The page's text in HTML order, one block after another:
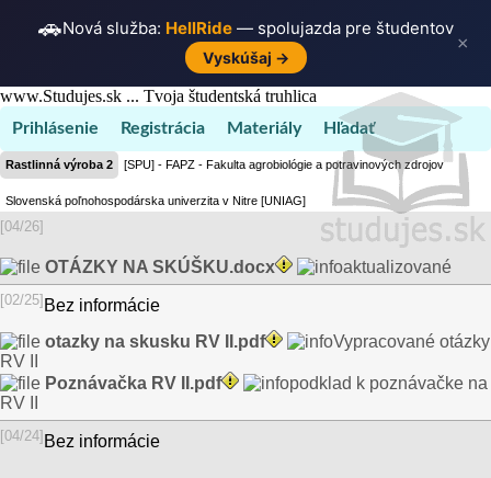
🚗Nová služba: HellRide— spolujazda pre študentov
Vyskúšaj →
×
www.Studujes.sk ... Tvoja študentská truhlica
Prihlásenie Registrácia Materiály Hľadať
Rastlinná výroba 2 [SPU] - FAPZ - Fakulta agrobiológie a potravinových zdrojov
Slovenská poľnohospodárska univerzita v Nitre [UNIAG]
[04/26]
OTÁZKY NA SKÚŠKU.docx aktualizované
[02/25] Bez informácie
otazky na skusku RV II.pdf
Vypracované otázky
RV II
Poznávačka RV II.pdf
podklad k poznávačke na
RV II
[04/24] Bez informácie